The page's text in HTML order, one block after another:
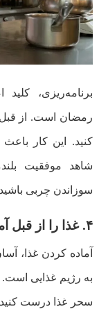
برنامه‌ریزی،
رمضان است. از
کنید. این کار باعث
شاهد موفقیت
سوزاندن چربی
۴. غذا را از قبل آماده کنید
آماده کردن غذا،
به رژیم غذایی است.
سحر غذا درست